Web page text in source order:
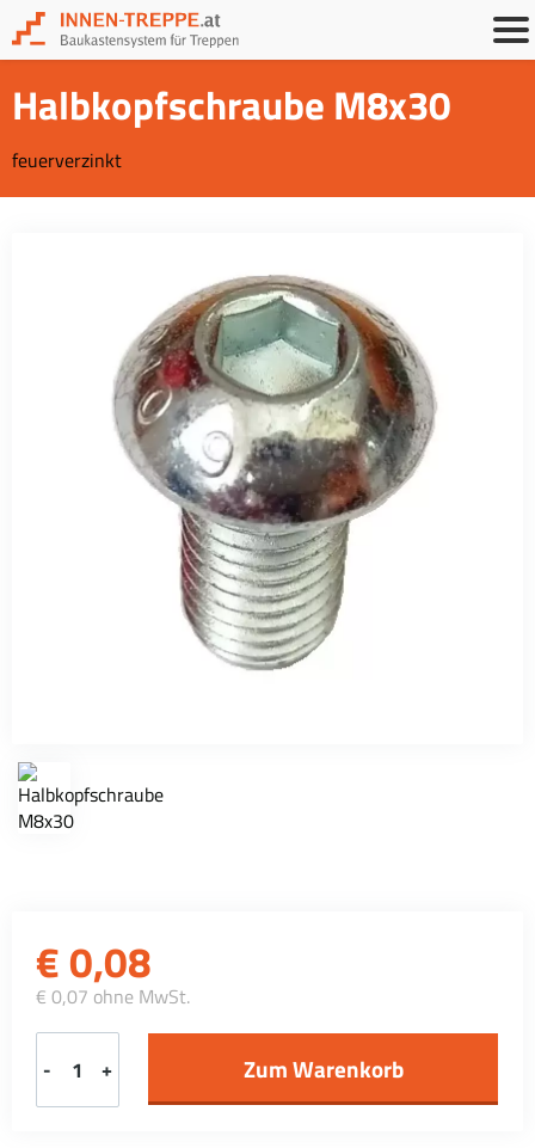
Halbkopfschraube M8x30
feuerverzinkt
€0,08
€ 0,07 ohne MwSt.
- +